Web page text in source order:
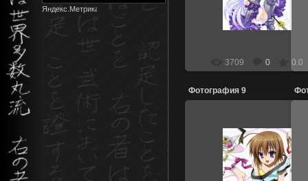
dio_wind
3709 0 0.0
Фотография 9
27.04.2011
dio_wind